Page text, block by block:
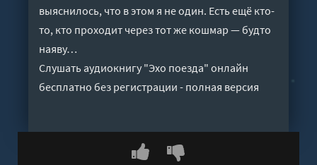
выяснилось, что в этом я не один. Есть ещё кто-
то, кто проходит через тот же кошмар — будто
наяву…
Слушать аудиокнигу "Эхо поезда" онлайн
бесплатно без регистрации - полная версия